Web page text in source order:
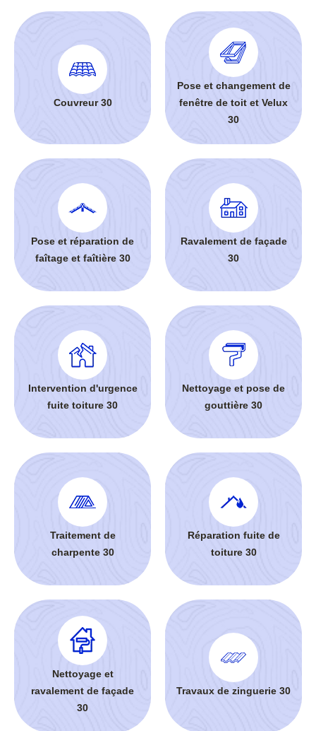
Couvreur 30
Pose et changement de
fenêtre de toit et Velux
30
Pose et réparation de
faîtage et faîtière 30
Ravalement de façade
30
Intervention d'urgence
fuite toiture 30
Nettoyage et pose de
gouttière 30
Traitement de
charpente 30
Réparation fuite de
toiture 30
Nettoyage et
ravalement de façade
30
Travaux de zinguerie 30